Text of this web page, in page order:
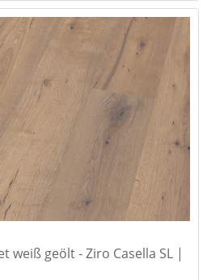
weiß geölt - Ziro Casella SL |